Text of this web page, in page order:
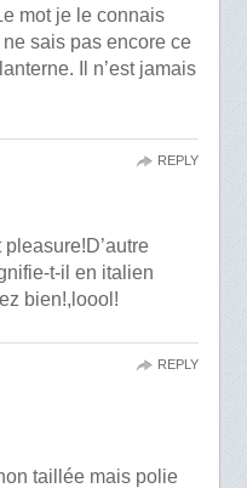
mot je le connais
sais pas encore ce
Il n’est jamais
t-il en italien
bien!,loool!
REPLY
taillée mais polie
REPLY